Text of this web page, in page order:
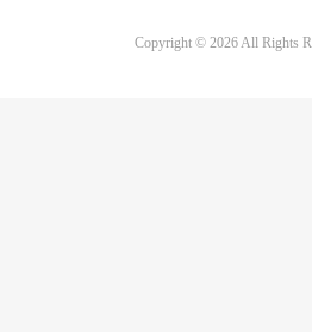
Copyright © 2026 All Rights